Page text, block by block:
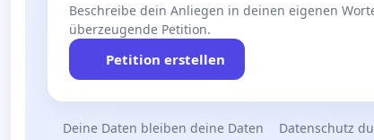
Beschreibe dein Anliegen in deinen eigenen
überzeugende Petition.
Petition erstellen
Deine Daten bleiben deine Daten Datenschutz